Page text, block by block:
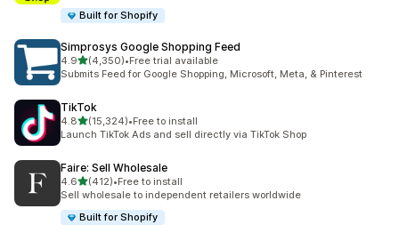
Built for Shopify
Simprosys Google Shopping Feed
4.9เต็ม 5 ดาว
(4,350)
ทั้งหมด 4350 รีวิว
•Free trial available
Submits Feed for Google Shopping, Microsoft, Meta, & Pinterest
TikTok
4.8เต็ม 5 ดาว
(15,324)
ทั้งหมด 15324 รีวิว
•Free to install
Launch TikTok Ads and sell directly via TikTok Shop
Faire: Sell Wholesale
4.6เต็ม 5 ดาว
(412)
ทั้งหมด 412 รีวิว
•Free to install
Sell wholesale to independent retailers worldwide
Built for Shopify